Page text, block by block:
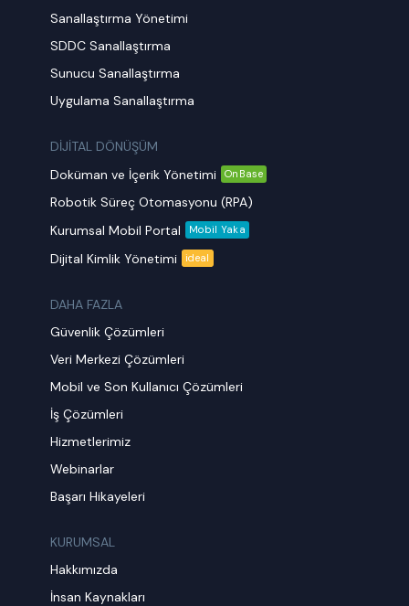
Sanallaştırma Yönetimi
SDDC Sanallaştırma
Sunucu Sanallaştırma
Uygulama Sanallaştırma
DİJİTAL DÖNÜŞÜM
Doküman ve İçerik Yönetimi
OnBase
Robotik Süreç Otomasyonu (RPA)
Kurumsal Mobil Portal
Mobil Yaka
Dijital Kimlik Yönetimi ideal
DAHA FAZLA
Güvenlik Çözümleri
Veri Merkezi Çözümleri
Mobil ve Son Kullanıcı Çözümleri
İş Çözümleri
Hizmetlerimiz
Webinarlar
Başarı Hikayeleri
KURUMSAL
Hakkımızda
İnsan Kaynakları